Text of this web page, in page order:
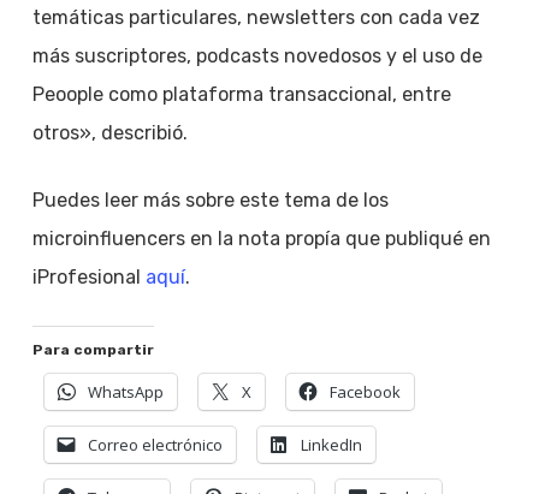
temáticas particulares, newsletters con cada vez
más suscriptores, podcasts novedosos y el uso de
Peoople como plataforma transaccional, entre
otros», describió.
Puedes leer más sobre este tema de los
microinfluencers en la nota propía que publiqué en
iProfesional aquí.
Para compartir
WhatsApp X Facebook
Correo electrónico LinkedIn